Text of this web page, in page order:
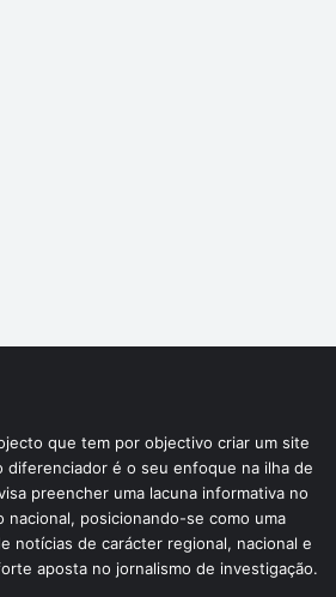
que tem por objectivo criar um site
diferenciador é o seu enfoque na ilha de
preencher uma lacuna informativa no
nacional, posicionando-se como uma
notícias de carácter regional, nacional e
aposta no jornalismo de investigação.